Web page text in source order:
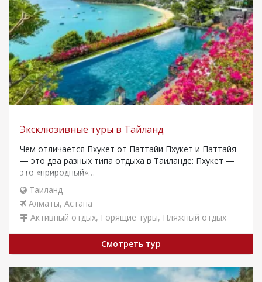
Эксклюзивные туры в Тайланд
Чем отличается Пхукет от Паттайи Пхукет и Паттайя
— это два разных типа отдыха в Таиланде: Пхукет —
это «природный»…
Таиланд
Алматы, Астана
Активный отдых, Горящие туры, Пляжный отдых
Смотреть тур